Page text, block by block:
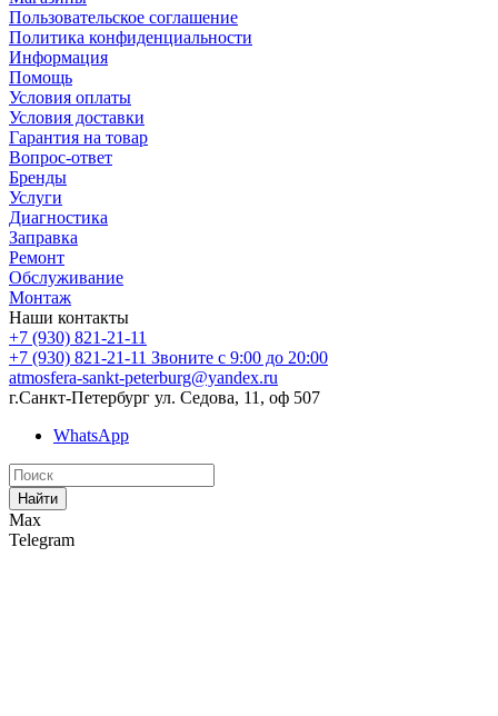
Пользовательское соглашение
Политика конфиденциальности
Информация
Помощь
Условия оплаты
Условия доставки
Гарантия на товар
Вопрос-ответ
Бренды
Услуги
Диагностика
Заправка
Ремонт
Обслуживание
Монтаж
Наши контакты
+7 (930) 821-21-11
+7 (930) 821-21-11 Звоните с 9:00 до 20:00
atmosfera-sankt-peterburg@yandex.ru
г.Санкт-Петербург ул. Седова, 11, оф 507
WhatsApp
Найти
Max
Telegram